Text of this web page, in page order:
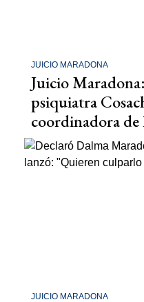
JUICIO MARADONA
Juicio
psiquiatra
coordinadora de
JUICIO MARADONA